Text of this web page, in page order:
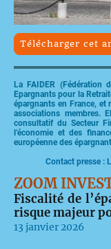
Télécharger cet
La FAIDER (Fédération
Epargnants pour la
épargnants en France, et
associations membres.
consultatif du Secteur
l’économie et des
européenne des
Contact presse :
ZOOM
Fiscalité de
risque majeur
13 janvier 2026